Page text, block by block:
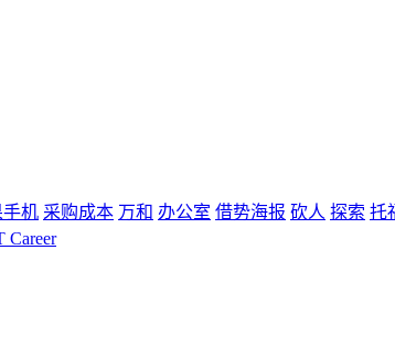
机 采购成本 万和 办公室 借势海报 砍人 探索 托
Career